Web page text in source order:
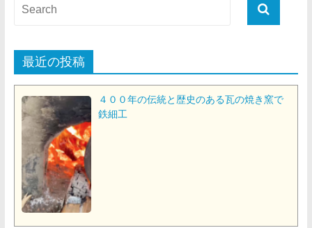
最近の投稿
４００年の伝統と歴史のある瓦の焼き窯で
鉄細工